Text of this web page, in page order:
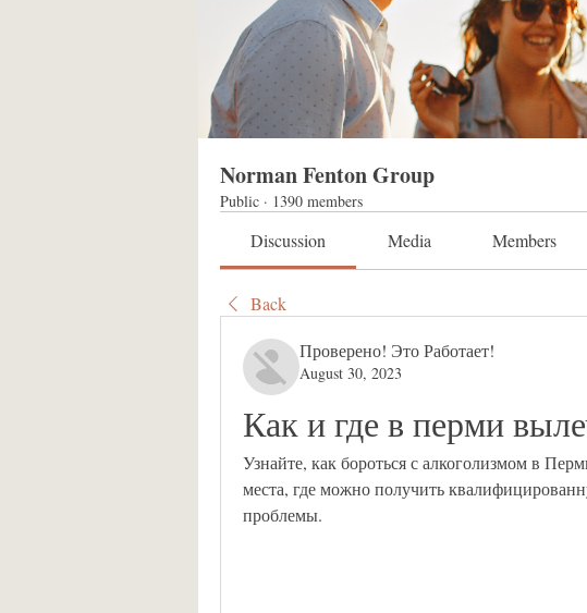
Norman Fenton Group
Public · 1390 members
Discussion Media Members
Back
Проверено! Это Работает!
August 30, 2023
Как и где в перми
Узнайте, как бороться с алкоголизмом в
места, где можно получить
проблемы.